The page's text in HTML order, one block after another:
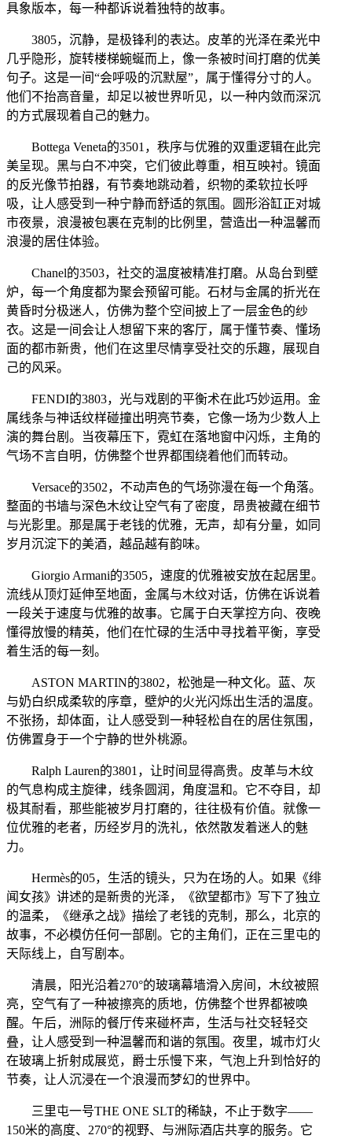
具象版本，每一种都诉说着独特的故事。
3805，沉静，是极锋利的表达。皮革的光泽在柔光中
几乎隐形，旋转楼梯蜿蜒而上，像一条被时间打磨的优美
句子。这是一间“会呼吸的沉默屋”，属于懂得分寸的人。
他们不抬高音量，却足以被世界听见，以一种内敛而深沉
的方式展现着自己的魅力。
Bottega Veneta的3501，秩序与优雅的双重逻辑在此完
美呈现。黑与白不冲突，它们彼此尊重，相互映衬。镜面
的反光像节拍器，有节奏地跳动着，织物的柔软拉长呼
吸，让人感受到一种宁静而舒适的氛围。圆形浴缸正对城
市夜景，浪漫被包裹在克制的比例里，营造出一种温馨而
浪漫的居住体验。
Chanel的3503，社交的温度被精准打磨。从岛台到壁
炉，每一个角度都为聚会预留可能。石材与金属的折光在
黄昏时分极迷人，仿佛为整个空间披上了一层金色的纱
衣。这是一间会让人想留下来的客厅，属于懂节奏、懂场
面的都市新贵，他们在这里尽情享受社交的乐趣，展现自
己的风采。
FENDI的3803，光与戏剧的平衡术在此巧妙运用。金
属线条与神话纹样碰撞出明亮节奏，它像一场为少数人上
演的舞台剧。当夜幕压下，霓虹在落地窗中闪烁，主角的
气场不言自明，仿佛整个世界都围绕着他们而转动。
Versace的3502，不动声色的气场弥漫在每一个角落。
整面的书墙与深色木纹让空气有了密度，昂贵被藏在细节
与光影里。那是属于老钱的优雅，无声，却有分量，如同
岁月沉淀下的美酒，越品越有韵味。
Giorgio Armani的3505，速度的优雅被安放在起居里。
流线从顶灯延伸至地面，金属与木纹对话，仿佛在诉说着
一段关于速度与优雅的故事。它属于白天掌控方向、夜晚
懂得放慢的精英，他们在忙碌的生活中寻找着平衡，享受
着生活的每一刻。
ASTON MARTIN的3802，松弛是一种文化。蓝、灰
与奶白织成柔软的序章，壁炉的火光闪烁出生活的温度。
不张扬，却体面，让人感受到一种轻松自在的居住氛围，
仿佛置身于一个宁静的世外桃源。
Ralph Lauren的3801，让时间显得高贵。皮革与木纹
的气息构成主旋律，线条圆润，角度温和。它不夺目，却
极其耐看，那些能被岁月打磨的，往往极有价值。就像一
位优雅的老者，历经岁月的洗礼，依然散发着迷人的魅
力。
Hermès的05，生活的镜头，只为在场的人。如果《绯
闻女孩》讲述的是新贵的光泽，《欲望都市》写下了独立
的温柔，《继承之战》描绘了老钱的克制，那么，北京的
故事，不必模仿任何一部剧。它的主角们，正在三里屯的
天际线上，自写剧本。
清晨，阳光沿着270°的玻璃幕墙滑入房间，木纹被照
亮，空气有了一种被擦亮的质地，仿佛整个世界都被唤
醒。午后，洲际的餐厅传来碰杯声，生活与社交轻轻交
叠，让人感受到一种温馨而和谐的氛围。夜里，城市灯火
在玻璃上折射成展览，爵士乐慢下来，气泡上升到恰好的
节奏，让人沉浸在一个浪漫而梦幻的世界中。
三里屯一号THE ONE SLT的稀缺，不止于数字——
150米的高度、270°的视野、与洲际酒店共享的服务。它